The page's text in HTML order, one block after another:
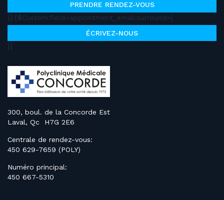
PRENDRE RENDEZ-VOUS
}] [$Custom:field=appointment_email;surround={
ÉCRIVEZ-NOUS
}]
300, boul. de la Concorde Est
Laval, Qc H7G 2E6
Centrale de rendez-vous:
450 629-7659 (POLY)
Numéro principal:
450 667-5310